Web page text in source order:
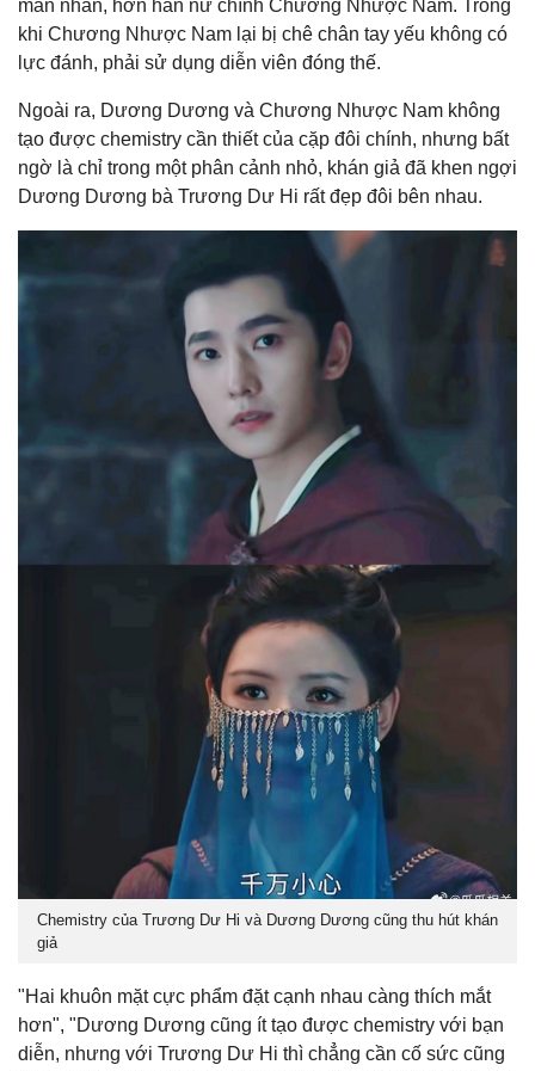
mãn nhãn, hơn hẳn nữ chính Chương Nhược Nam. Trong
khi Chương Nhược Nam lại bị chê chân tay yếu không có
lực đánh, phải sử dụng diễn viên đóng thế.
Ngoài ra, Dương Dương và Chương Nhược Nam không
tạo được chemistry cần thiết của cặp đôi chính, nhưng bất
ngờ là chỉ trong một phân cảnh nhỏ, khán giả đã khen ngợi
Dương Dương bà Trương Dư Hi rất đẹp đôi bên nhau.
Chemistry của Trương Dư Hi và Dương Dương cũng thu hút khán
giả
"Hai khuôn mặt cực phẩm đặt cạnh nhau càng thích mắt
hơn", "Dương Dương cũng ít tạo được chemistry với bạn
diễn, nhưng với Trương Dư Hi thì chẳng cần cố sức cũng